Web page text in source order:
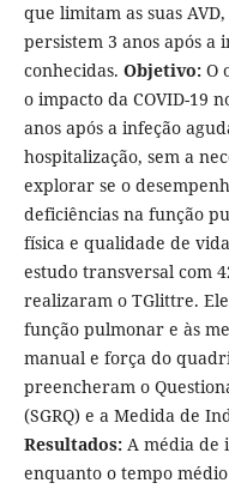
que limitam as suas
persistem 3 anos após a
conhecidas. Objetivo: O
o impacto da COVID-19
anos após a infeção
hospitalização, sem a
explorar se o
deficiências na função
física e qualidade de
estudo transversal com
realizaram o TGlittre.
função pulmonar e às
manual e força do
preencheram o
(SGRQ) e a Medida de
Resultados: A média de
enquanto o tempo